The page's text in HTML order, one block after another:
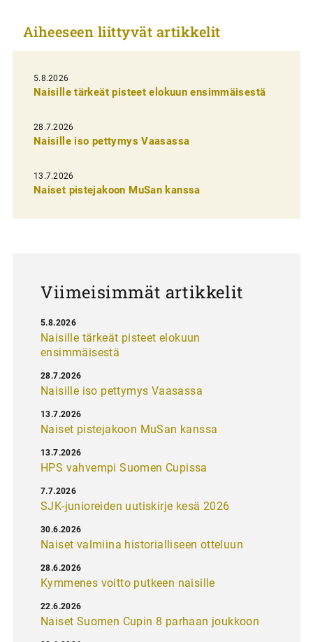
l
e
s
e
l
a
u
Aiheeseen liittyvät artikkelit
5.8.2026
Naisille tärkeät pisteet elokuun ensimmäisestä
28.7.2026
Naisille iso pettymys Vaasassa
13.7.2026
Naiset pistejakoon MuSan kanssa
Viimeisimmät artikkelit
Naisille tärkeät pisteet elokuun
ensimmäisestä
5.8.2026
Naisille iso pettymys Vaasassa
28.7.2026
Naiset pistejakoon MuSan kanssa
13.7.2026
HPS vahvempi Suomen Cupissa
13.7.2026
SJK-junioreiden uutiskirje kesä 2026
7.7.2026
Naiset valmiina historialliseen otteluun
30.6.2026
Kymmenes voitto putkeen naisille
28.6.2026
Naiset Suomen Cupin 8 parhaan joukkoon
22.6.2026